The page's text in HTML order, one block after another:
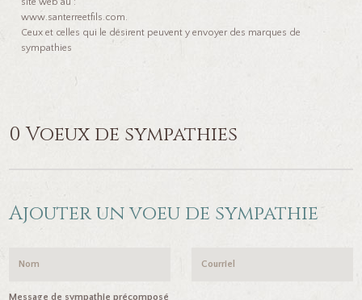
www.santerreetfils.com.
Ceux et celles qui le désirent peuvent y envoyer des marques de
sympathies
0 Voeux de sympathies
Ajouter un voeu de sympathie
Message de sympathie précomposé